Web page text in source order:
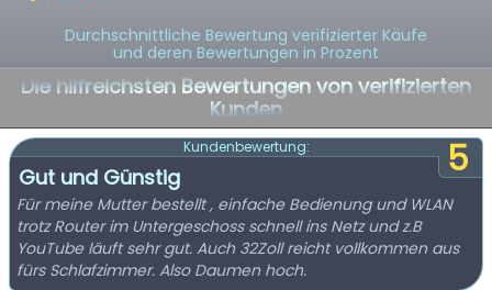
Durchschnittliche Bewertung verifizierter Käufe
und deren Bewertungen in Prozent
Die hilfreichsten Bewertungen von verifizierten
Kunden
5
Kundenbewertung:
Gut und Günstig
Für meine Mutter bestellt , einfache Bedienung und WLAN
trotz Router im Untergeschoss schnell ins Netz und z.B
YouTube läuft sehr gut. Auch 32Zoll reicht vollkommen aus
fürs Schlafzimmer. Also Daumen hoch.